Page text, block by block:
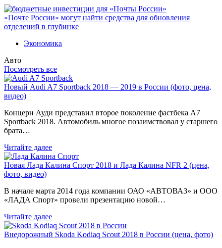
«Почте России» могут найти средства для обновления
отделений в глубинке
Экономика
Авто
Посмотреть все
Новый Audi A7 Sportback 2018 — 2019 в России (фото, цена,
видео)
Концерн Ауди представил второе поколение фастбека A7
Sportback 2018. Автомобиль многое позаимствовал у старшего
брата…
Читайте далее
Новая Лада Калина Спорт 2018 и Лада Калина NFR 2 (цена,
фото, видео)
В начале марта 2014 года компании ОАО «АВТОВАЗ» и ООО
«ЛАДА Спорт» провели презентацию новой…
Читайте далее
Внедорожный Skoda Kodiaq Scout 2018 в России (цена, фото)